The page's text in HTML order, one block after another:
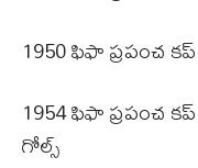
1950 ఫిఫా ప్రపంచ
1954 ఫిఫా ప్రపంచ
గోల్స్